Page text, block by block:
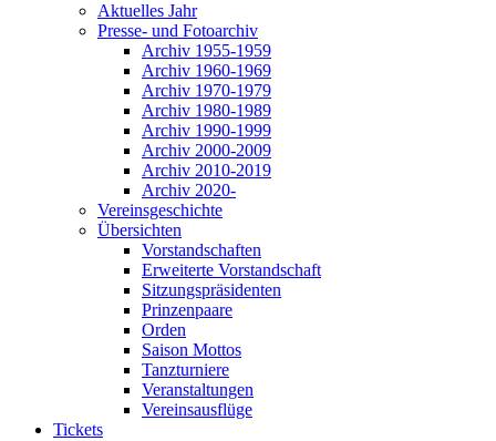
Aktuelles Jahr
Presse- und Fotoarchiv
Archiv 1955-1959
Archiv 1960-1969
Archiv 1970-1979
Archiv 1980-1989
Archiv 1990-1999
Archiv 2000-2009
Archiv 2010-2019
Archiv 2020-
Vereinsgeschichte
Übersichten
Vorstandschaften
Erweiterte Vorstandschaft
Sitzungspräsidenten
Prinzenpaare
Orden
Saison Mottos
Tanzturniere
Veranstaltungen
Vereinsausflüge
Tickets